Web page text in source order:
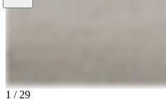
1 / 29